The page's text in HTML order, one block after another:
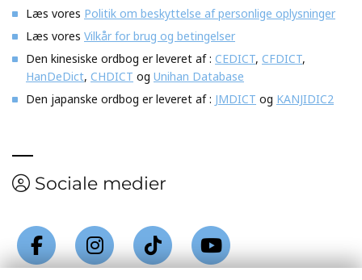
Læs vores Politik om beskyttelse af personlige oplysninger
Læs vores Vilkår for brug og betingelser
Den kinesiske ordbog er leveret af : CEDICT, CFDICT,
HanDeDict, CHDICT og Unihan Database
Den japanske ordbog er leveret af : JMDICT og KANJIDIC2
Sociale medier